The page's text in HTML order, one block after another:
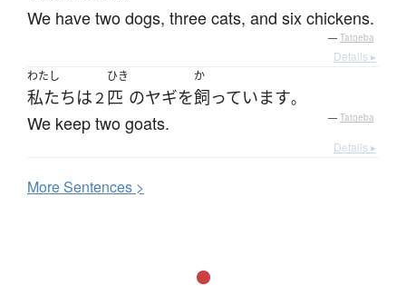
We have two dogs, three cats, and six chickens.
— Tatoeba
Details ▸
わたし
私たちは２
ひき
匹 のヤギを
か
飼っています。
We keep two goats. — Tatoeba
Details ▸
MoreSentences >